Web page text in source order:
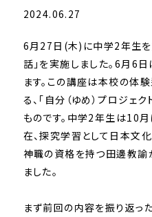
2024.06.27
6月27日(木)に中学2年生を
話」を実施しました。6月6
ます。この講座は本校の体
る、「自分（ゆめ）プロジェ
ものです。中学2年生は10
在、探究学習として日本文
神職の資格を持つ田邊教諭
ました。
まず前回の内容を振り返っ